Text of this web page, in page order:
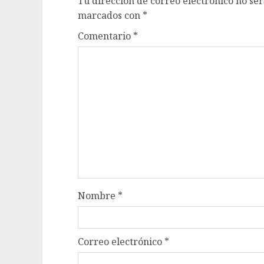
marcados con *
Comentario *
Nombre *
Correo electrónico *